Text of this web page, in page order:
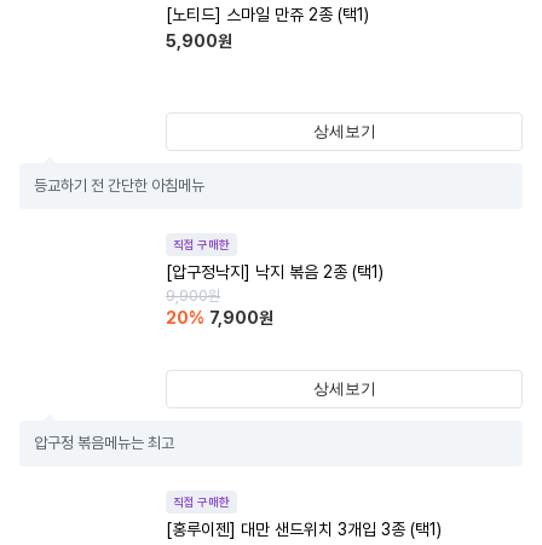
[노티드] 스마일 만쥬 2종 (택1)
5,900원
상세보기
등교하기 전 간단한 아침메뉴
직접 구매한
[압구정낙지] 낙지 볶음 2종 (택1)
9,900원
20% 7,900원
상세보기
압구정 볶음메뉴는 최고
직접 구매한
[홍루이젠] 대만 샌드위치 3개입 3종 (택1)